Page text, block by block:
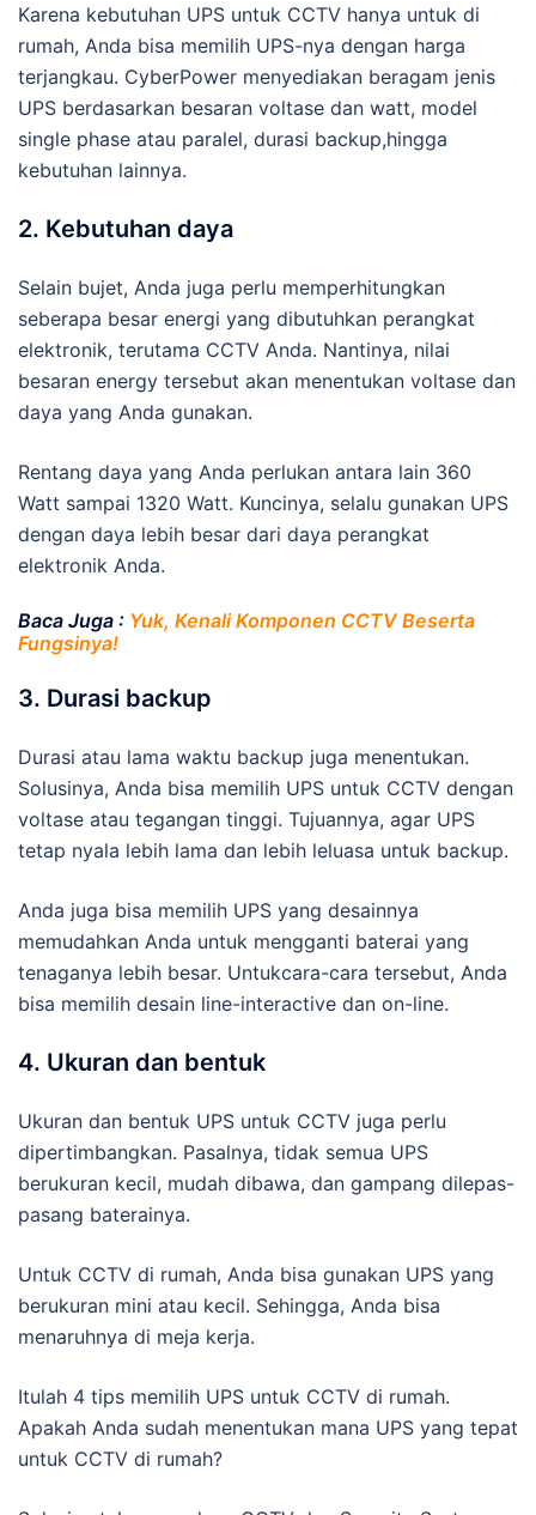
Karena kebutuhan UPS untuk CCTV hanya untuk di
rumah, Anda bisa memilih UPS-nya dengan harga
terjangkau. CyberPower menyediakan beragam jenis
UPS berdasarkan besaran voltase dan watt, model
single phase atau paralel, durasi backup,hingga
kebutuhan lainnya.
2. Kebutuhan daya
Selain bujet, Anda juga perlu memperhitungkan
seberapa besar energi yang dibutuhkan perangkat
elektronik, terutama CCTV Anda. Nantinya, nilai
besaran energy tersebut akan menentukan voltase dan
daya yang Anda gunakan.
Rentang daya yang Anda perlukan antara lain 360
Watt sampai 1320 Watt. Kuncinya, selalu gunakan UPS
dengan daya lebih besar dari daya perangkat
elektronik Anda.
Baca Juga : Yuk, Kenali Komponen CCTV Beserta
Fungsinya!
3. Durasi backup
Durasi atau lama waktu backup juga menentukan.
Solusinya, Anda bisa memilih UPS untuk CCTV dengan
voltase atau tegangan tinggi. Tujuannya, agar UPS
tetap nyala lebih lama dan lebih leluasa untuk backup.
Anda juga bisa memilih UPS yang desainnya
memudahkan Anda untuk mengganti baterai yang
tenaganya lebih besar. Untukcara-cara tersebut, Anda
bisa memilih desain line-interactive dan on-line.
4. Ukuran dan bentuk
Ukuran dan bentuk UPS untuk CCTV juga perlu
dipertimbangkan. Pasalnya, tidak semua UPS
berukuran kecil, mudah dibawa, dan gampang dilepas-
pasang baterainya.
Untuk CCTV di rumah, Anda bisa gunakan UPS yang
berukuran mini atau kecil. Sehingga, Anda bisa
menaruhnya di meja kerja.
Itulah 4 tips memilih UPS untuk CCTV di rumah.
Apakah Anda sudah menentukan mana UPS yang tepat
untuk CCTV di rumah?